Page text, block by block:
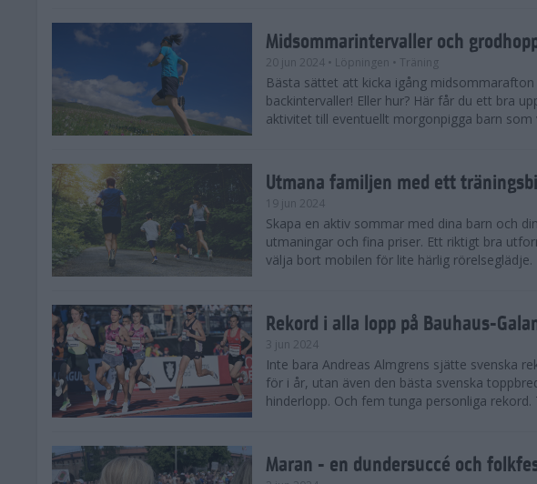
Midsommarintervaller och
20 jun 2024 • Löpningen • Träning
Bästa sättet att kicka igång
backintervaller! Eller hur? Här får du ett bra
aktivitet till eventuellt morgonpigga barn som
Utmana familjen med ett
19 jun 2024
Skapa en aktiv sommar med dina barn och
utmaningar och fina priser. Ett riktigt bra
välja bort mobilen för lite härlig rörelseglädje.
Rekord i alla lopp på Bauhaus-
3 jun 2024
Inte bara Andreas Almgrens sjätte svenska
för i år, utan även den bästa svenska
hinderlopp. Och fem tunga personliga rekord.
Maran - en dundersuccé och